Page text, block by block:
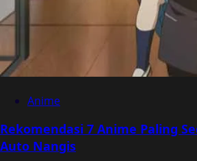
Anime
Rekomendasi 7 Anime Paling
Auto Nangis